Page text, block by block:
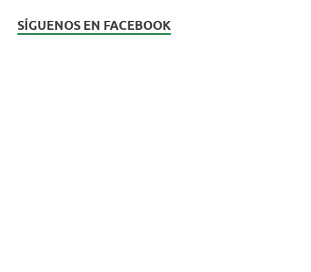
SÍGUENOS EN FACEBOOK